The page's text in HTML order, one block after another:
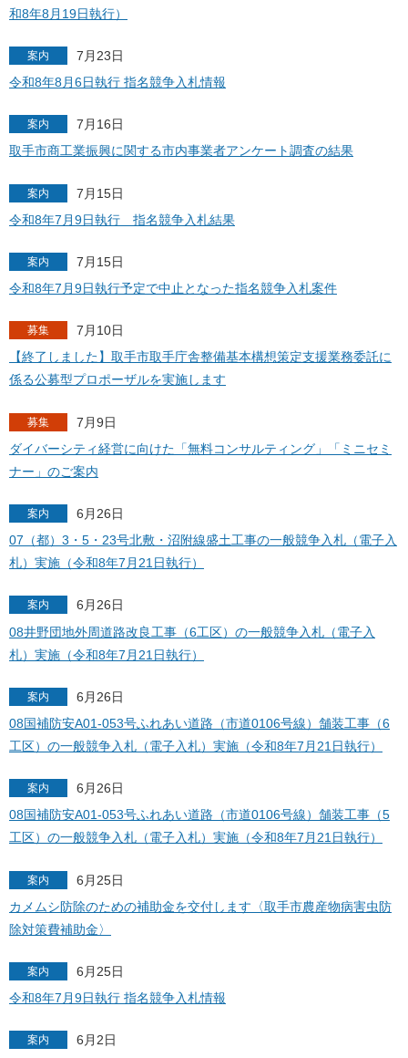
和8年8月19日執行）
案内
7月23日
令和8年8月6日執行 指名競争入札情報
案内
7月16日
取手市商工業振興に関する市内事業者アンケート調査の結果
案内
7月15日
令和8年7月9日執行 指名競争入札結果
案内
7月15日
令和8年7月9日執行予定で中止となった指名競争入札案件
募集
7月10日
【終了しました】取手市取手庁舎整備基本構想策定支援業務委託に
係る公募型プロポーザルを実施します
募集
7月9日
ダイバーシティ経営に向けた「無料コンサルティング」「ミニセミ
ナー」のご案内
案内
6月26日
07（都）3・5・23号北敷・沼附線盛土工事の一般競争入札（電子入
札）実施（令和8年7月21日執行）
案内
6月26日
08井野団地外周道路改良工事（6工区）の一般競争入札（電子入
札）実施（令和8年7月21日執行）
案内
6月26日
08国補防安A01-053号ふれあい道路（市道0106号線）舗装工事（6
工区）の一般競争入札（電子入札）実施（令和8年7月21日執行）
案内
6月26日
08国補防安A01-053号ふれあい道路（市道0106号線）舗装工事（5
工区）の一般競争入札（電子入札）実施（令和8年7月21日執行）
案内
6月25日
カメムシ防除のための補助金を交付します〈取手市農産物病害虫防
除対策費補助金〉
案内
6月25日
令和8年7月9日執行 指名競争入札情報
案内
6月2日